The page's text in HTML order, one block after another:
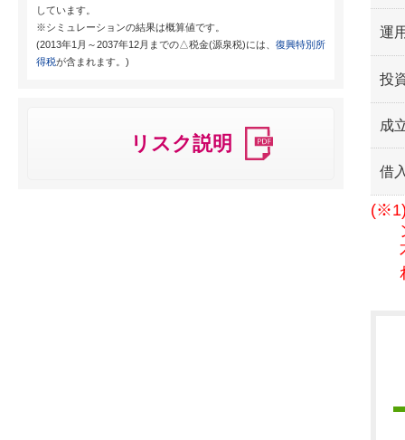
しています。
※シミュレーションの結果は概算値です。
(2013年1月～2037年12月までの△税金(源泉税)には、 復興特別所
得税が含まれます。)
リスク説明
運
投
成
借
(※1)